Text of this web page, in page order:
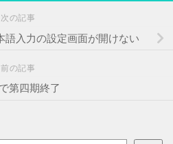
次の記事
語入力の設定画面が開けない
前の記事
第四期終了